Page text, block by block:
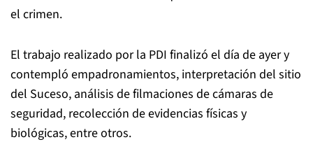
el crimen.
El trabajo realizado por la PDI finalizó el día de ayer y
contempló empadronamientos, interpretación del sitio
del Suceso, análisis de filmaciones de cámaras de
seguridad, recolección de evidencias físicas y
biológicas, entre otros.